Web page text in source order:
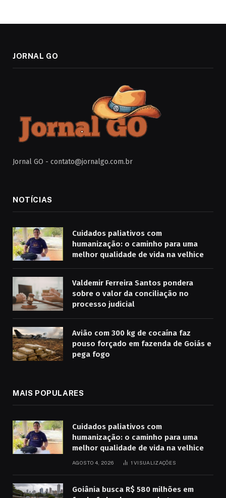
JORNAL GO
Jornal GO - contato@jornalgo.com.br
NOTÍCIAS
Cuidados paliativos com
humanização: o caminho para uma
melhor qualidade de vida na velhice
Valdemir Ferreira Santos pondera
sobre o valor da conciliação no
processo judicial
Avião com 300 kg de cocaína faz
pouso forçado em fazenda de Goiás e
pega fogo
MAIS POPULARES
Cuidados paliativos com
humanização: o caminho para uma
melhor qualidade de vida na velhice
AGOSTO 4, 2026 1VISUALIZAÇÕES
Goiânia busca R$ 580 milhões em